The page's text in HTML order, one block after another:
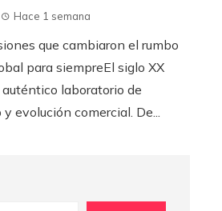
Hace 1 semana
que cambiaron el rumbo
para siempreEl siglo XX
laboratorio de
evolución comercial. De...